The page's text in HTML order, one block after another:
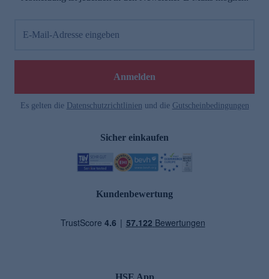
E-Mail-Adresse eingeben
Anmelden
Es gelten die Datenschutzrichtlinien und die Gutscheinbedingungen
Sicher einkaufen
Kundenbewertung
HSE App